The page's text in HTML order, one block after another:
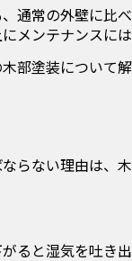
通常の外壁に比べ
メンテナンスに
部塗装について解
らない理由は、
ると湿気を吐き出